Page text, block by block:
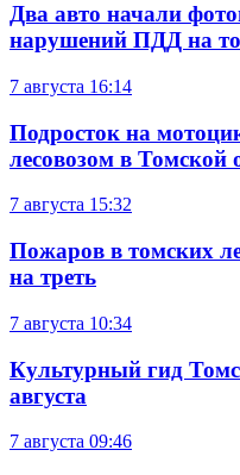
Два авто начали
нарушений ПДД на
7 августа 16:14
Подросток на
лесовозом в Томской
7 августа 15:32
Пожаров в томских
на треть
7 августа 10:34
Культурный гид
августа
7 августа 09:46